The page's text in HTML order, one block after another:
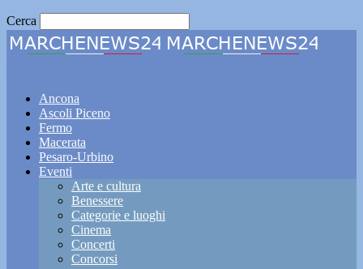
Cerca
Ancona
Ascoli Piceno
Fermo
Macerata
Pesaro-Urbino
Eventi
Arte e cultura
Benessere
Categorie e luoghi
Cinema
Concerti
Concorsi